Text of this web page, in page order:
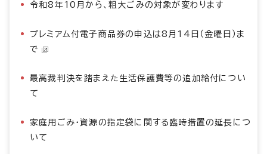
令和8年10月から、粗大ごみの対象が変わります
プレミアム付電子商品券の申込は8月14日（金曜日）ま
で
最高裁判決を踏まえた生活保護費等の追加給付につい
て
家庭用ごみ・資源の指定袋に関する臨時措置の延長につ
いて